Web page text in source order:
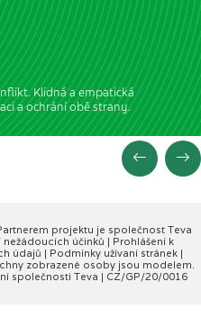
Klidná a empatická
a ochrání obě strany.
projektu je společnost Teva
nežádoucích účinků | Prohlášení k
údajů | Podmínky užívaní stránek |
zobrazené osoby jsou modelem.
společnosti Teva | CZ/GP/20/0016